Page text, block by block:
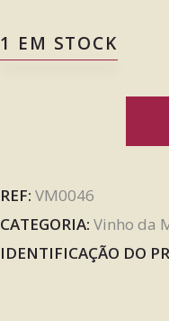
1 EM STOCK
REF: VM0046
CATEGORIA: Vinho da
IDENTIFICAÇÃO DO